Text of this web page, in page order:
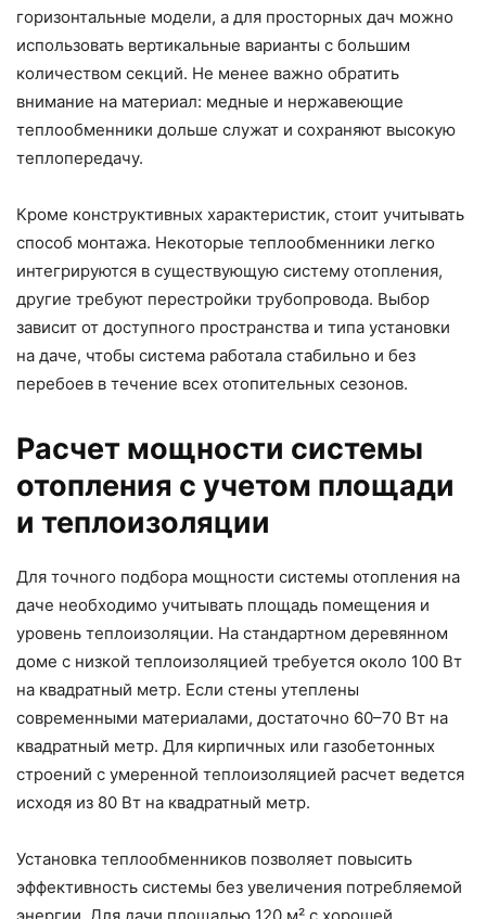
горизонтальные модели, а для просторных дач можно
использовать вертикальные варианты с большим
количеством секций. Не менее важно обратить
внимание на материал: медные и нержавеющие
теплообменники дольше служат и сохраняют высокую
теплопередачу.
Кроме конструктивных характеристик, стоит учитывать
способ монтажа. Некоторые теплообменники легко
интегрируются в существующую систему отопления,
другие требуют перестройки трубопровода. Выбор
зависит от доступного пространства и типа установки
на даче, чтобы система работала стабильно и без
перебоев в течение всех отопительных сезонов.
Расчет мощности системы
отопления с учетом площади
и теплоизоляции
Для точного подбора мощности системы отопления на
даче необходимо учитывать площадь помещения и
уровень теплоизоляции. На стандартном деревянном
доме с низкой теплоизоляцией требуется около 100 Вт
на квадратный метр. Если стены утеплены
современными материалами, достаточно 60–70 Вт на
квадратный метр. Для кирпичных или газобетонных
строений с умеренной теплоизоляцией расчет ведется
исходя из 80 Вт на квадратный метр.
Установка теплообменников позволяет повысить
эффективность системы без увеличения потребляемой